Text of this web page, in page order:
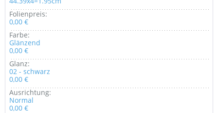
Folienpreis:
0,00 €
Farbe:
Glänzend
0,00 €
Glanz:
02 - schwarz
0,00 €
Ausrichtung:
Normal
0,00 €